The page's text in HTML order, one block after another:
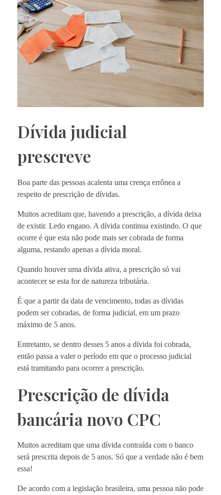
Dívida judicial
prescreve
Boa parte das pessoas acalenta uma crença errônea a
respeito de prescrição de dívidas.
Muitos acreditam que, havendo a prescrição, a dívida deixa
de existir. Ledo engano. A dívida continua existindo. O que
ocorre é que esta não pode mais ser cobrada de forma
alguma, restando apenas a dívida moral.
Quando houver uma dívida ativa, a prescrição só vai
acontecer se esta for de natureza tributária.
É que a partir da data de vencimento, todas as dívidas
podem ser cobradas, de forma judicial, em um prazo
máximo de 5 anos.
Entretanto, se dentro desses 5 anos a dívida foi cobrada,
então passa a valer o período em que o processo judicial
está tramitando para ocorrer a prescrição.
Prescrição de dívida
bancária novo CPC
Muitos acreditam que uma dívida contraída com o banco
será prescrita depois de 5 anos. Só que a verdade não é bem
essa!
De acordo com a legislação brasileira, uma pessoa não pode